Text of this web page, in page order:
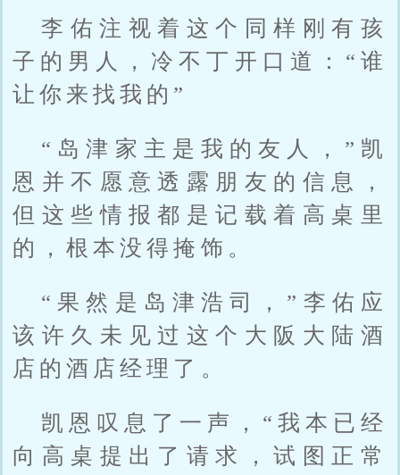
李佑注视着这个同样刚有孩
子的男人，冷不丁开口道：“谁
让你来找我的”
“岛津家主是我的友人，”凯
恩并不愿意透露朋友的信息，
但这些情报都是记载着高桌里
的，根本没得掩饰。
“果然是岛津浩司，”李佑应
该许久未见过这个大阪大陆酒
店的酒店经理了。
凯恩叹息了一声，“我本已经
向高桌提出了请求，试图正常